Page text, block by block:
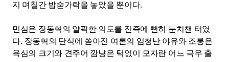
지 며칠간 밥숟가락을 놓았을 뿐이다.
민심은 장동혁의 얄팍한 의도를 진즉에 뻔히 눈치챈 터였
다. 장동혁의 단식에 쏟아진 여론의 엄청난 야유와 조롱은
욕심의 크기와 견주어 깜냥은 턱없이 모자란 어느 극우 출